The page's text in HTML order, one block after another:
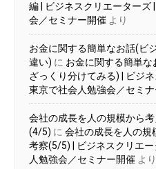
編 | ビジネスクリエーターズ
会／セミナー開催 より
お金に関する簡単なお話(ビ
違い) に お金に関する簡単
ざっくり分けてみる) | ビジネ
東京で社会人勉強会／セミ
会社の成長を人の規模から
(4/5) に 会社の成長を人の規
考察(5/5) | ビジネスクリエ
人勉強会／セミナー開催 より